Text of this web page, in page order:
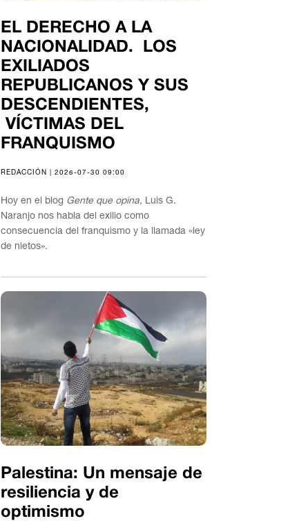
EL DERECHO A LA
NACIONALIDAD. LOS
EXILIADOS
REPUBLICANOS Y SUS
DESCENDIENTES,
VÍCTIMAS DEL
FRANQUISMO
REDACCIÓN | 2026-07-30 09:00
Hoy en el blog Gente que opina, Luis G.
Naranjo nos habla del exilio como
consecuencia del franquismo y la llamada «ley
de nietos».
Palestina: Un mensaje de
resiliencia y de
optimismo